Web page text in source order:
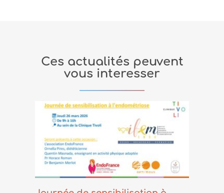
Ces actualités peuvent
vous interesser